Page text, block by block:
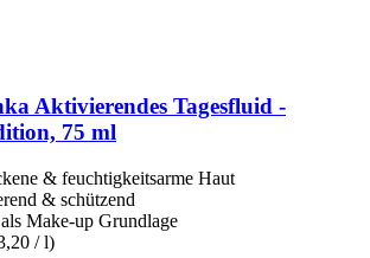
Aktivierendes Tagesfluid -​
75 ml
& feuchtigkeitsarme Haut
& schützend
Make-up Grundlage
/ l)